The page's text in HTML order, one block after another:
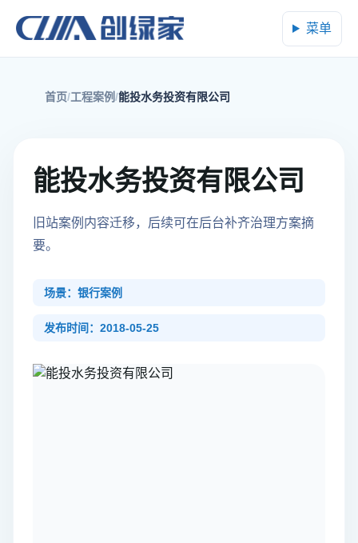
菜单
首页 工程案例 能投水务投资有限公司
能投水务投资有限公司
旧站案例内容迁移，后续可在后台补齐治理方案摘
要。
场景：银行案例
发布时间：2018-05-25